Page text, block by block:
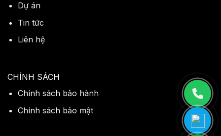
Dự án
Tin tức
Liên hệ
CHÍNH SÁCH
Chính sách bảo hành
Chính sách bảo mật